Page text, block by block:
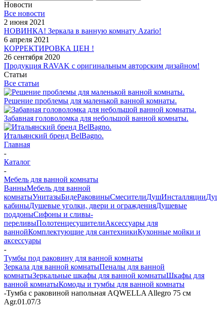
Новости
Все новости
2 июня 2021
НОВИНКА! Зеркала в ванную комнату Azario!
6 апреля 2021
КОРРЕКТИРОВКА ЦЕН !
26 сентября 2020
Продукция RAVAK с оригинальным авторским дизайном!
Статьи
Все статьи
Решение проблемы для маленькой ванной комнаты.
Забавная головоломка для небольшой ванной комнаты.
Итальянский бренд BelBagno.
Главная
-
Каталог
-
Мебель для ванной комнаты
ВанныМебель для ванной
комнатыУнитазыБидеРаковиныСмесителиДушИнсталляции
кабиныДушевые уголки, двери и огражденияДушевые
поддоныСифоны и сливы-
переливыПолотенцесушителиАксессуары для
ваннойКомплектующие для сантехникиКухонные мойки и
аксессуары
-
Тумбы под раковину для ванной комнаты
Зеркала для ванной комнатыПеналы для ванной
комнатыЗеркальные шкафы для ванной комнатыШкафы для
ванной комнатыКомоды и тумбы для ванной комнаты
-Тумба с раковиной напольная AQWELLA Allegro 75 см
Agr.01.07/3